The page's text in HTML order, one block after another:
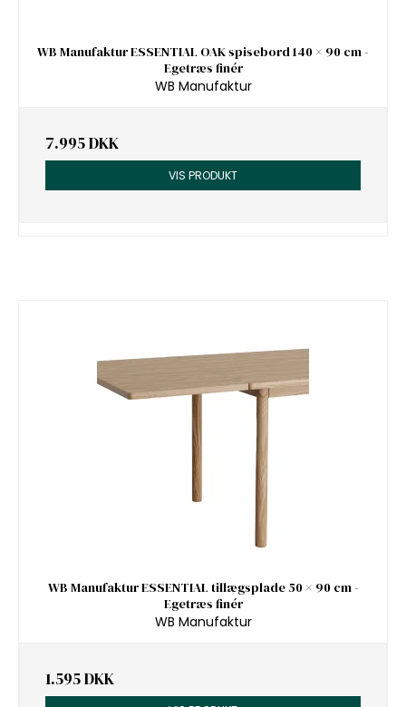
WB Manufaktur ESSENTIAL OAK spisebord 140 × 90 cm -
Egetræs finér
WB Manufaktur
7.995 DKK
VIS PRODUKT
WB Manufaktur ESSENTIAL tillægsplade 50 × 90 cm -
Egetræs finér
WB Manufaktur
1.595 DKK